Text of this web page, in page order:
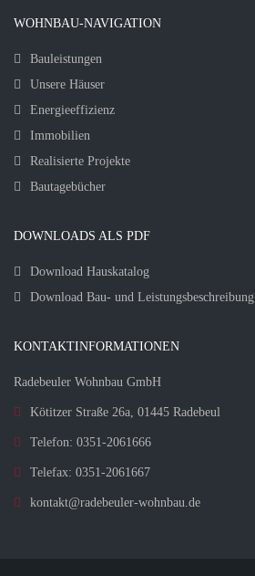
WOHNBAU-NAVIGATION
Bauleistungen
Unsere Häuser
Energieeffizienz
Immobilien
Realisierte Projekte
Bautagebücher
DOWNLOADS ALS PDF
Download Hauskatalog
Download Bau- und Leistungsbeschreibung
KONTAKTINFORMATIONEN
Radebeuler Wohnbau GmbH
Kötitzer Straße 26a, 01445 Radebeul
Telefon: 0351-2061666
Telefax: 0351-2061667
kontakt@radebeuler-wohnbau.de